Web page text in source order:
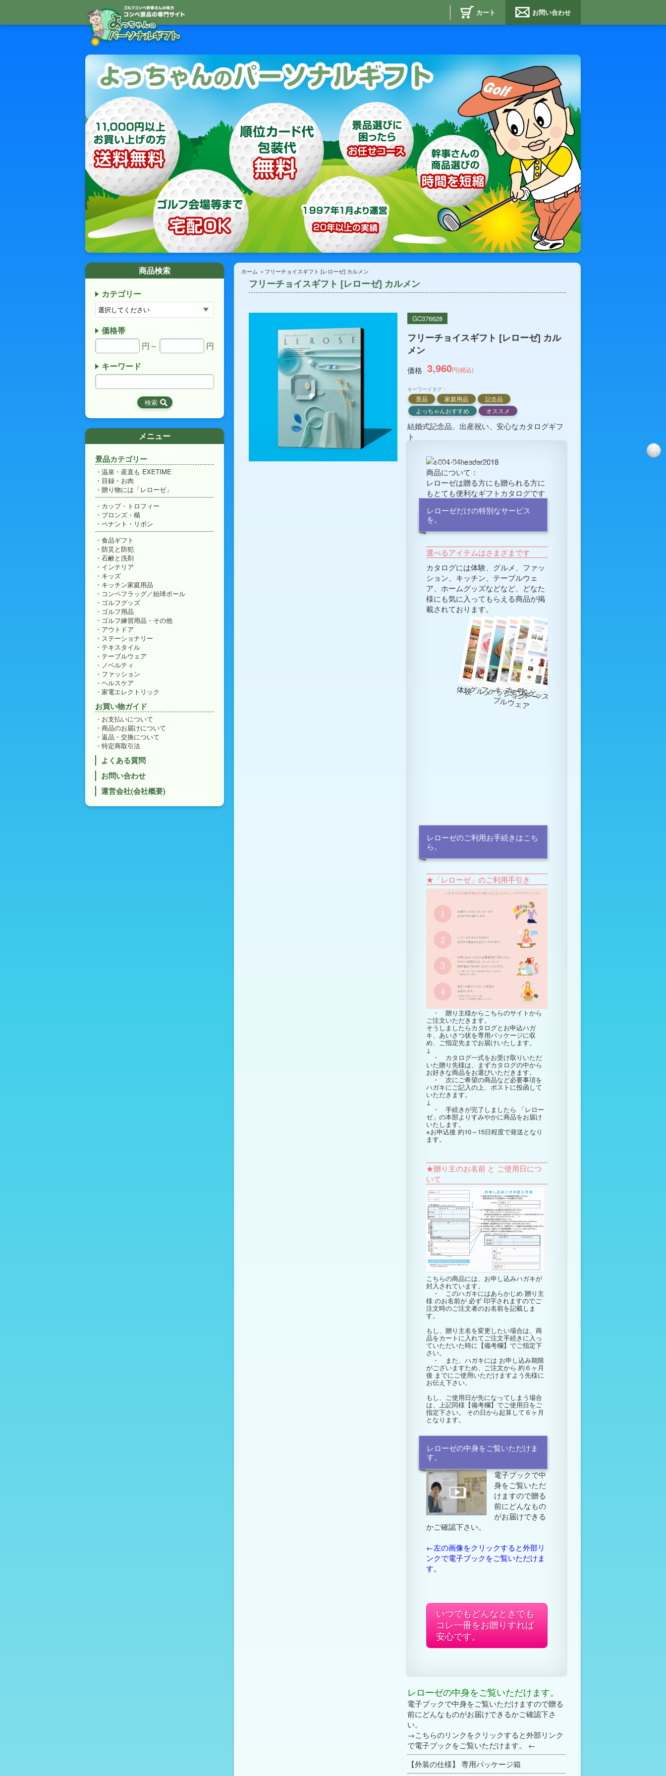
カート お問い合わせ
フリーチョイスギフト [レローゼ] カルメン
ホーム フリーチョイスギフト [レローゼ] カルメン
GC376628
フリーチョイスギフト [レローゼ] カル
メン
価格 3,960円(税込)
キーワードタグ：
景品 家庭用品
記念品
よっちゃんおすすめ
オススメ
結婚式記念品、出産祝い、安心なカタログギフ
ト
[LEROSE] カルメン
商品について：
レローゼは贈る方にも贈られる方に
もとても便利なギフトカタログです
レローゼだけの特別なサービス
を。
選べるアイテムはさまざまです
カタログには体験、グルメ、ファッ
ション、キッチン、テーブルウェ
ア、ホームグッズなどなど、どなた
様にも気に入ってもらえる商品が掲
載されております。
体験グルメファッション
キ
ッ
チ
ン
テ
ー
ブ
ル
ウ
ェ
ア
ホームグッズ
etc
レローゼのご利用お手続きはこち
ら。
★「レローゼ」のご利用手引き
・ 贈り主様からこちらのサイトから
ご注文いただきます。
そうしましたらカタログとお申込ハガ
キ、あいさつ状を専用パッケージに収
め、ご指定先までお届けいたします。
↓
・ カタログ一式をお受け取りいただ
いた贈り先様は、まずカタログの中から
お好きな商品をお選びいただきます。
・ 次にご希望の商品など必要事項を
ハガキにご記入の上、ポストに投函して
いただきます。
↓
・ 手続きが完了しましたら 「レロー
ゼ」の本部よりすみやかに商品をお届け
いたします。
※お申込後 約10～15日程度で発送となり
ます。
★贈り主のお名前 と ご使用日につ
いて
こちらの商品には、お申し込みハガキが
封入されています。
・ このハガキにはあらかじめ 贈り主
様 のお名前が 必ず 印字されますのでご
注文時のご注文者のお名前を記載しま
す。
もし、贈り主名を変更したい場合は、商
品をカートに入れてご注文手続きに入っ
ていただいた時に【備考欄】でご指定下
さい。
・ また、ハガキには お申し込み期限
がございますため、ご注文から 約６ヶ月
後 までにご使用いただけますよう先様に
お伝え下さい。
もし、ご使用日が先になってしまう場合
は、上記同様【備考欄】でご使用日をご
指定下さい。 その日から起算して６ヶ月
となります。
レローゼの中身をご覧いただけま
す。
電子ブックで中
身をご覧いただ
けますので贈る
前にどんなもの
がお届けできる
かご確認下さい。
←左の画像をクリックすると外部リ
ンクで電子ブックをご覧いただけま
す。
いつでもどんなときでも
コレ一冊をお贈りすれば
安心です。
レローゼの中身をご覧いただけます。
電子ブックで中身をご覧いただけますので贈る
前にどんなものがお届けできるかご確認下さ
い。
→こちらのリンクをクリックすると外部リンク
で電子ブックをご覧いただけます。 ←
【外装の仕様】 専用パッケージ箱
商品検索
カテゴリー
価格帯
円～
円
キーワード
メニュー
景品カテゴリー
温泉・産直も EXETIME
目録・お肉
贈り物には「レローゼ」
カップ・トロフィー
ブロンズ・楯
ペナント・リボン
食品ギフト
防災と防犯
石鹸と洗剤
インテリア
キッズ
キッチン家庭用品
コンペフラッグ／始球ボール
ゴルフグッズ
ゴルフ用品
ゴルフ練習用品・その他
アウトドア
ステーショナリー
テキスタイル
テーブルウェア
ノベルティ
ファッション
ヘルスケア
家電エレクトリック
お買い物ガイド
お支払いについて
商品のお届けについて
返品・交換について
特定商取引法
よくある質問
お問い合わせ
運営会社(会社概要)